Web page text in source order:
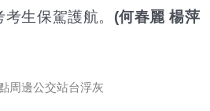
生保駕護航。 (何春麗 楊萍
周邊公交站台浮灰